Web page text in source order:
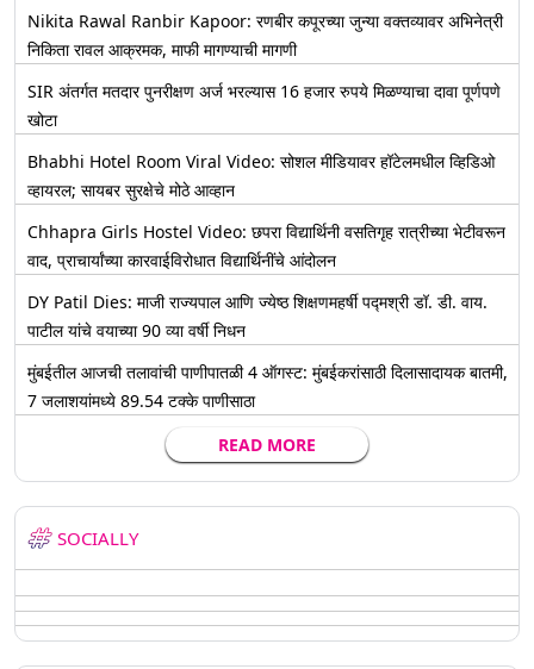
Nikita Rawal Ranbir Kapoor: रणबीर कपूरच्या जुन्या वक्तव्यावर अभिनेत्री
निकिता रावल आक्रमक, माफी मागण्याची मागणी
SIR अंतर्गत मतदार पुनरीक्षण अर्ज भरल्यास 16 हजार रुपये मिळण्याचा दावा पूर्णपणे
खोटा
Bhabhi Hotel Room Viral Video: सोशल मीडियावर हॉटेलमधील व्हिडिओ
व्हायरल; सायबर सुरक्षेचे मोठे आव्हान
Chhapra Girls Hostel Video: छपरा विद्यार्थिनी वसतिगृह रात्रीच्या भेटीवरून
वाद, प्राचार्यांच्या कारवाईविरोधात विद्यार्थिनींचे आंदोलन
DY Patil Dies: माजी राज्यपाल आणि ज्येष्ठ शिक्षणमहर्षी पद्मश्री डॉ. डी. वाय.
पाटील यांचे वयाच्या 90 व्या वर्षी निधन
मुंबईतील आजची तलावांची पाणीपातळी 4 ऑगस्ट: मुंबईकरांसाठी दिलासादायक बातमी,
7 जलाशयांमध्ये 89.54 टक्के पाणीसाठा
READ MORE
SOCIALLY